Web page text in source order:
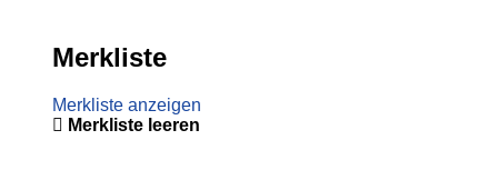
Merkliste
Merkliste anzeigen
Merkliste leeren